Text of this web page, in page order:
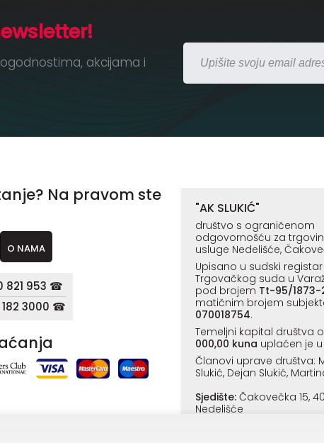
akcijama i
Na pravom ste
O NAMA
821 953 ☎
182 3000 ☎
"AK SLUKIĆ"
društvo s ograničenom
odgovornošću za
usluge Nedelišće,
Upisano u sudski registar
Trgovačkog suda u
pod brojem Tt-95/1873-
matičnim brojem
070018754.
Temeljni kapital društva
000,00 kuna uplaćen je
Članovi uprave društva:
Slukić, Dejan Slukić,
Sjedište: Čakovečka 15,
Nedelišće